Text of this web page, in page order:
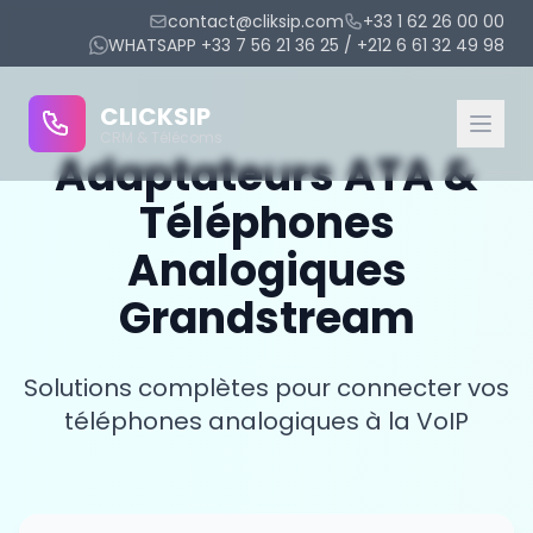
contact@cliksip.com
+33 1 62 26 00 00
WHATSAPP +33 7 56 21 36 25 / +212 6 61 32 49 98
CLICKSIP
CRM Modules
Integrated IPBX
Appointment Management
Adaptateurs ATA &
Téléphones
Analogiques
Grandstream
Solutions complètes pour connecter vos
téléphones analogiques à la VoIP